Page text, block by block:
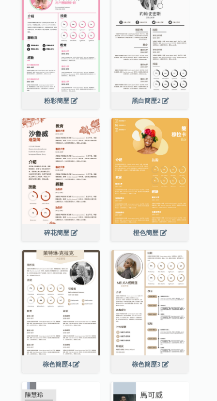
粉彩簡歷 黑白簡歷2
碎花簡歷 橙色簡歷
棕色簡歷4 棕色簡歷3